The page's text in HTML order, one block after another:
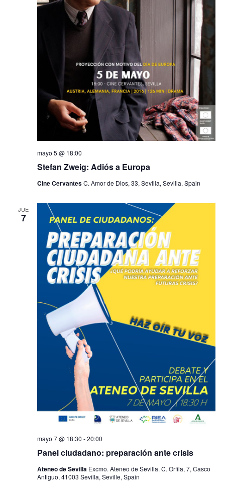
Stefan Zweig: Adiós a Europa
mayo 5 @ 18:00
Cine CervantesC. Amor de Dios, 33, Sevilla, Sevilla, Spain
JUE
7
Panel ciudadano: preparación ante crisis
mayo 7 @ 18:30 -20:00
Ateneo de Sevilla Excmo. Ateneo de Sevilla. C. Orfila, 7, Casco
Antiguo, 41003 Sevilla, Seville, Spain